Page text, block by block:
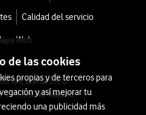
Calidad del servicio
Web
España S.A.U.
115, 28042 Madrid
de las cookies
propias y de terceros para
y así mejorar tu
una publicidad más